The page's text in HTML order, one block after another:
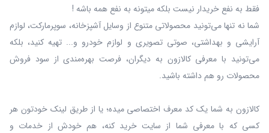
فقط به نفع خریدار نیست بلکه میتونه به نفع همه باشه !
شما نه‌ تنها می‌تونید محصولاتی متنوع از وسایل آشپزخانه، سوپرمارکت، لوازم
آرایشی و بهداشتی، صوتی تصویری و لوازم خودرو و... تهیه کنید، بلکه
می‌تونید با معرفی کالازون به دیگران، فرصت بهره‌مندی از سود فروش
محصولات رو هم داشته باشید.
کالازون به شما یک کد معرف اختصاصی میده؛ یا از طریق لینک خودتون هر
کسی که با معرفی شما از سایت خرید کنه، هم خودش از خدمات و